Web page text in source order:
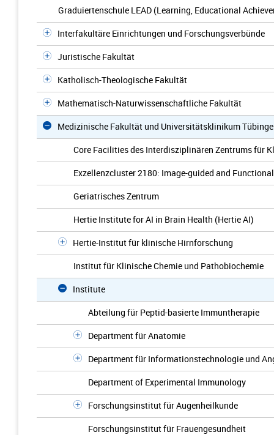
Graduiertenschule LEAD (Learning, Educational
Interfakultäre Einrichtungen und Forschungsverbünde
Juristische Fakultät
Katholisch-Theologische Fakultät
Mathematisch-Naturwissenschaftliche Fakultät
Medizinische Fakultät und Universitätsklinikum
Core Facilities des Interdisziplinären Zentrums für
Exzellenzcluster 2180: Image-guided and
Geriatrisches Zentrum
Hertie Institute for AI in Brain Health (Hertie AI)
Hertie-Institut für klinische Hirnforschung
Institut für Klinische Chemie und Pathobiochemie
Institute
Abteilung für Peptid-basierte Immuntherapie
Department für Anatomie
Department für Informationstechnologie und
Department of Experimental Immunology
Forschungsinstitut für Augenheilkunde
Forschungsinstitut für Frauengesundheit